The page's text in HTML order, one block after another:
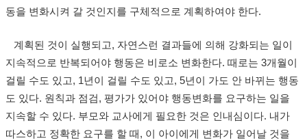
동을 변화시켜 갈 것인지를 구체적으로 계획하여야 한다.
계획된 것이 실행되고, 자연스런 결과들에 의해 강화되는 일이
지속적으로 반복되어야 행동은 비로소 변화한다. 때로는 3개월이
걸릴 수도 있고, 1년이 걸릴 수도 있고, 5년이 가도 안 바뀌는 행동
도 있다. 원칙과 점검, 평가가 있어야 행동변화를 요구하는 일을
지속할 수 있다. 부모와 교사에게 필요한 것은 인내심이다. 내가
따스하고 정확한 요구를 할 때, 이 아이에게 변화가 일어날 것을